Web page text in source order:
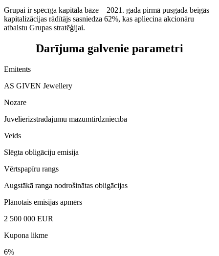
Grupai ir spēcīga kapitāla bāze – 2021. gada pirmā pusgada beigās
kapitalizācijas rādītājs sasniedza 62%, kas apliecina akcionāru
atbalstu Grupas stratēģijai.
Darījuma galvenie parametri
Emitents
AS GIVEN Jewellery
Nozare
Juvelierizstrādājumu mazumtirdzniecība
Veids
Slēgta obligāciju emisija
Vērtspapīru rangs
Augstākā ranga nodrošinātas obligācijas
Plānotais emisijas apmērs
2 500 000 EUR
Kupona likme
6%